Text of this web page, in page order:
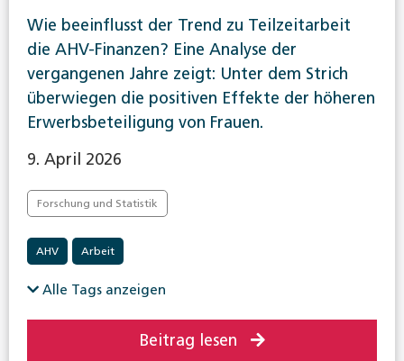
Wie beeinflusst der Trend zu Teilzeitarbeit
die AHV-Finanzen? Eine Analyse der
vergangenen Jahre zeigt: Unter dem Strich
überwiegen die positiven Effekte der höheren
Erwerbsbeteiligung von Frauen.
9. April 2026
Forschung und Statistik
AHV Arbeit
Alle Tags anzeigen
Beitrag lesen